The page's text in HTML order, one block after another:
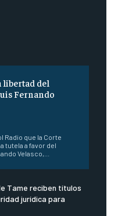
libertad del
Fernando
Radio que la Corte
tutela a favor del
Velasco,...
Tame reciben títulos
jurídica para